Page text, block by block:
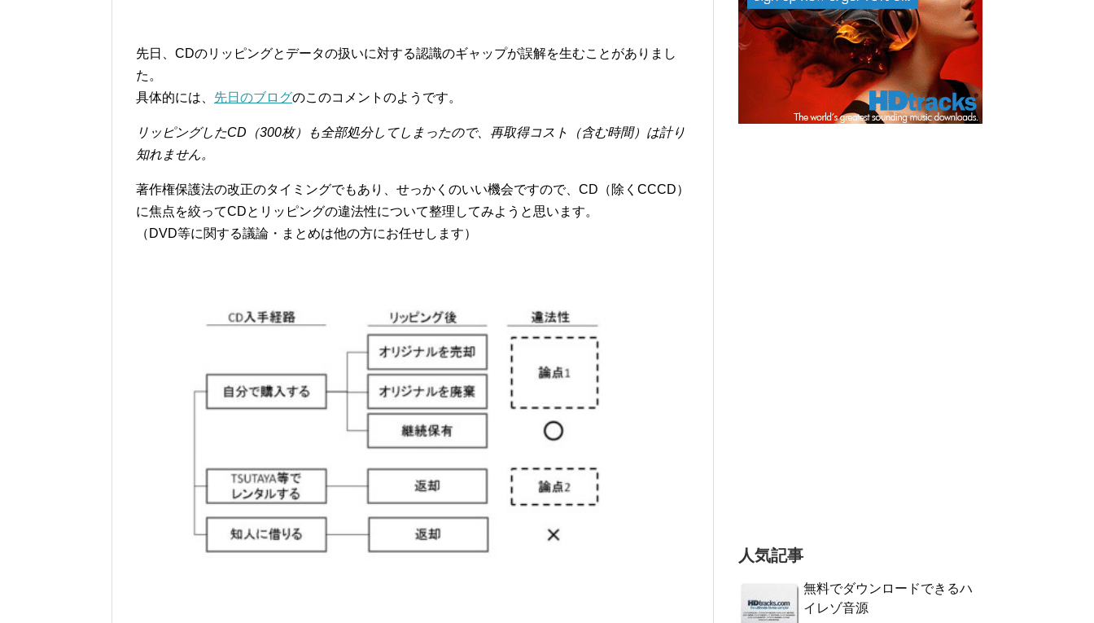
先日、CDのリッピングとデータの扱いに対する認識のギャップが誤解を生むことがありまし
た。
具体的には、 先日のブログのこのコメントのようです。
リッピングしたCD（300枚）も全部処分してしまったので、再取得コスト（含む時間）は計り
知れません。
著作権保護法の改正のタイミングでもあり、せっかくのいい機会ですので、CD（除くCCCD）
に焦点を絞ってCDとリッピングの違法性について整理してみようと思います。
（DVD等に関する議論・まとめは他の方にお任せします）
人気記事
無料でダウンロードできるハ
イレゾ音源